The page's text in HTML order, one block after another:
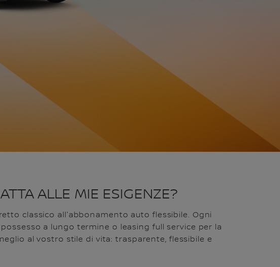
ALLE MIE ESIGENZE?
classico all'abbonamento auto flessibile. Ogni
a lungo termine o leasing full service per la
al vostro stile di vita: trasparente, flessibile e